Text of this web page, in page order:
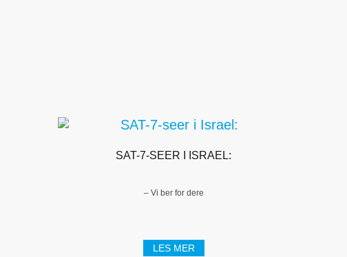
SAT-7-SEER I ISRAEL:
– Vi ber for dere
LES MER